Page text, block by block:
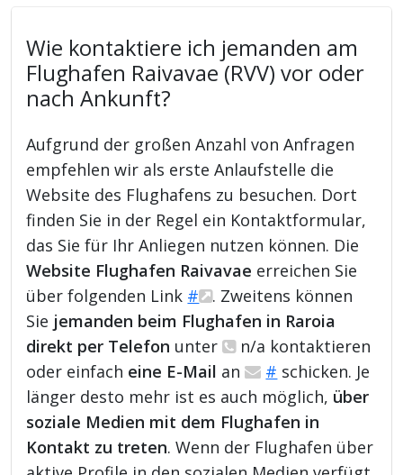
Wie kontaktiere ich jemanden am
Flughafen Raivavae (RVV) vor oder
nach Ankunft?
Aufgrund der großen Anzahl von Anfragen
empfehlen wir als erste Anlaufstelle die
Website des Flughafens zu besuchen. Dort
finden Sie in der Regel ein Kontaktformular,
das Sie für Ihr Anliegen nutzen können. Die
Website Flughafen Raivavae erreichen Sie
über folgenden Link #
. Zweitens können
Sie jemanden beim Flughafen in Raroia
direkt per Telefon unter
n/a kontaktieren
oder einfach eine E-Mail an # schicken. Je
länger desto mehr ist es auch möglich, über
soziale Medien mit dem Flughafen in
Kontakt zu treten. Wenn der Flughafen über